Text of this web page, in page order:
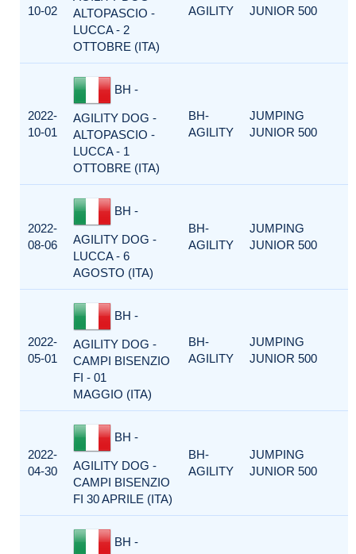
10-02
ALTOPASCIO -
LUCCA - 2
OTTOBRE (ITA)
AGILITY
JUNIOR 500
2022-
10-01
BH -
AGILITY DOG -
ALTOPASCIO -
LUCCA - 1
OTTOBRE (ITA)
BH-
AGILITY
JUMPING
JUNIOR 500
2022-
08-06
BH -
AGILITY DOG -
LUCCA - 6
AGOSTO (ITA)
BH-
AGILITY
JUMPING
JUNIOR 500
2022-
05-01
BH -
AGILITY DOG -
CAMPI BISENZIO
FI - 01
MAGGIO (ITA)
BH-
AGILITY
JUMPING
JUNIOR 500
2022-
04-30
BH -
AGILITY DOG -
CAMPI BISENZIO
FI 30 APRILE (ITA)
BH-
AGILITY
JUMPING
JUNIOR 500
BH -